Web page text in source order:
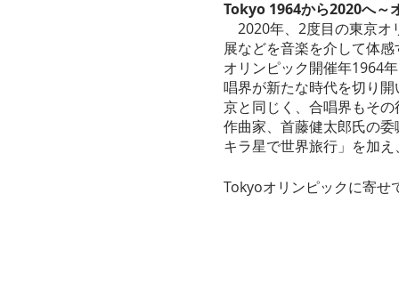
Tokyo 1964から2020へ～
2020年、2度目の東京オ
展などを音楽を介して体
オリンピック開催年1964
唱界が新たな時代を切り
京と同じく、合唱界もそ
作曲家、首藤健太郎氏の
キラ星で世界旅行」を加
Tokyoオリンピックに寄せ